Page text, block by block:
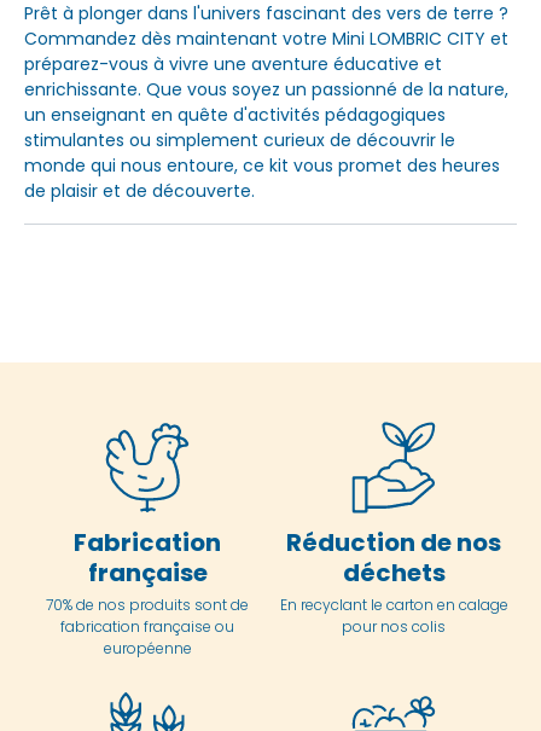
Prêt à plonger dans l'univers fascinant des vers de terre ?
Commandez dès maintenant votre Mini LOMBRIC CITY et
préparez-vous à vivre une aventure éducative et
enrichissante. Que vous soyez un passionné de la nature,
un enseignant en quête d'activités pédagogiques
stimulantes ou simplement curieux de découvrir le
monde qui nous entoure, ce kit vous promet des heures
de plaisir et de découverte.
Fabrication
française
70% de nos produits sont de
fabrication française ou
européenne
Réduction de nos
déchets
En recyclant le carton en calage
pour nos colis